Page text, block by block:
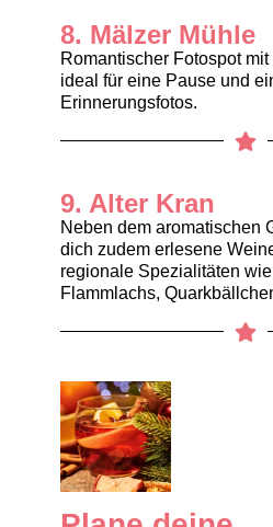
8. Mälzer Mühle
Romantischer Fotospot
ideal für eine Pause und
Erinnerungsfotos.
9. Alter Kran
Neben dem aromatischen
dich zudem erlesene
regionale Spezialitäten
Flammlachs,